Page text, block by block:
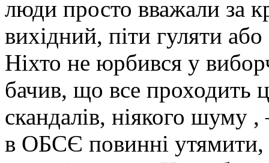
люди просто вважали за
вихідний, піти гуляти
Ніхто не юрбився у
бачив, що все проходить
скандалів, ніякого шуму
в ОБСЄ повинні утямити,